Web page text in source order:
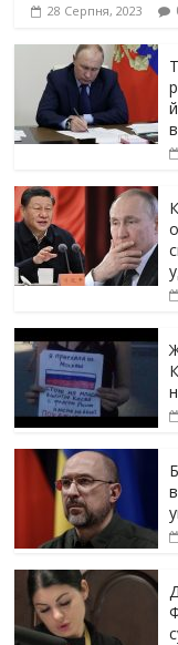
28 Серпня, 2023